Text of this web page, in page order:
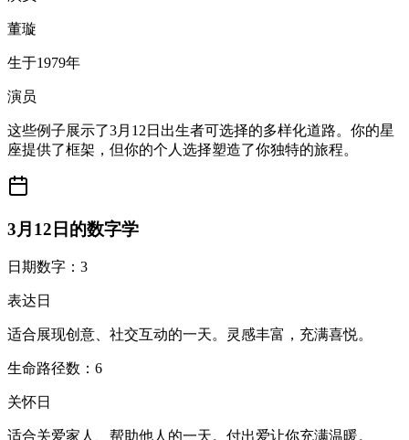
董璇
生于1979年
演员
这些例子展示了3月12日出生者可选择的多样化道路。你的星
座提供了框架，但你的个人选择塑造了你独特的旅程。
3月12日的数字学
日期数字：3
表达日
适合展现创意、社交互动的一天。灵感丰富，充满喜悦。
生命路径数：6
关怀日
适合关爱家人、帮助他人的一天。付出爱让你充满温暖。